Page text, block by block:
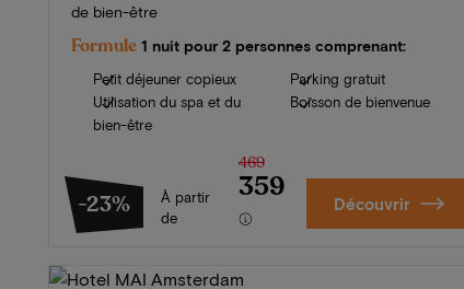
de bien-être
Formule 1 nuit pour 2 personnes comprenant:
Petit déjeuner copieux
Utilisation du spa et du
bien-être
Parking gratuit
Boisson de bienvenue
-23%
À partir
de
469
359 Découvrir